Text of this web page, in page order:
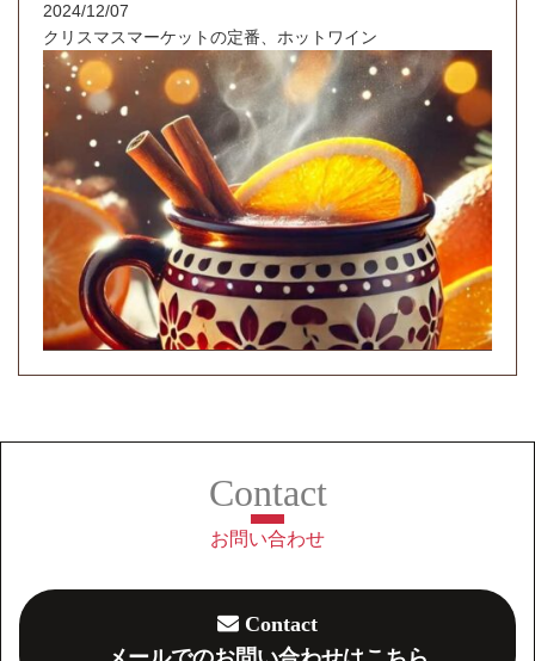
2024/12/07
クリスマスマーケットの定番、ホットワイン
お問い合わせ
Contact